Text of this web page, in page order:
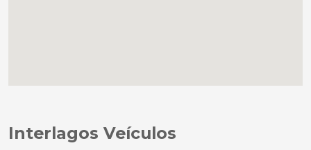
Interlagos Veículos